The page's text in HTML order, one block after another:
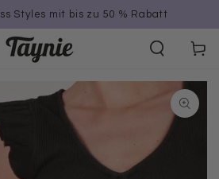
Styles mit bis zu 50 % Rabatt